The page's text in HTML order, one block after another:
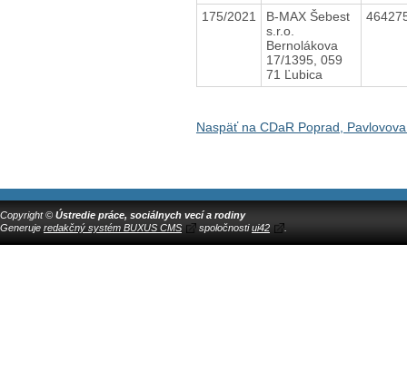
175/2021
B-MAX Šebest
s.r.o.
Bernolákova
17/1395, 059
71 Ľubica
Naspäť na CDaR Poprad,
Copyright © Ústredie práce, sociálnych vecí a rodiny
Generuje redakčný systém BUXUS CMS spoločnostiui42